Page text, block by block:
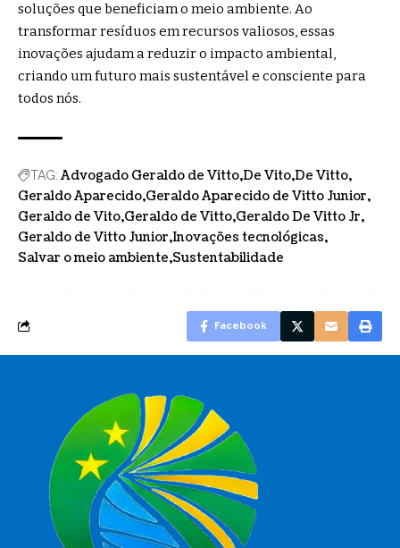
soluções que beneficiam o meio ambiente. Ao
transformar resíduos em recursos valiosos, essas
inovações ajudam a reduzir o impacto ambiental,
criando um futuro mais sustentável e consciente para
todos nós.
TAG: Advogado Geraldo de Vitto De Vito De Vitto
Geraldo Aparecido Geraldo Aparecido de Vitto Junior
Geraldo de Vito Geraldo de Vitto Geraldo De Vitto Jr
Geraldo de Vitto Junior Inovações tecnológicas
Salvar o meio ambiente Sustentabilidade
Facebook